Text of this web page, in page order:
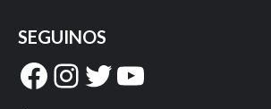
SEGUINOS
Facebook
Instagram
Twitter
YouTube